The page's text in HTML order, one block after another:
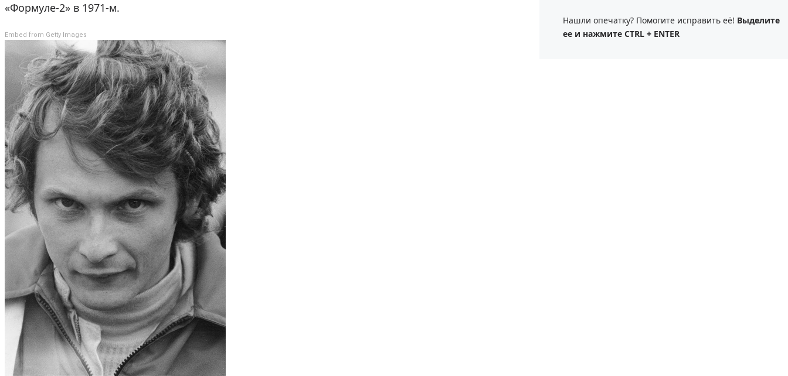
«Формуле-2» в 1971-м.
Embed from Getty Images
Нашли опечатку? Помогите исправить её! Выделите
ее и нажмите CTRL + ENTER